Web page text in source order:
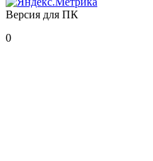
Версия для ПК
0